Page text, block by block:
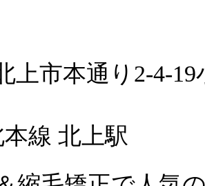
上市本通り2-4-
本線 北上駅